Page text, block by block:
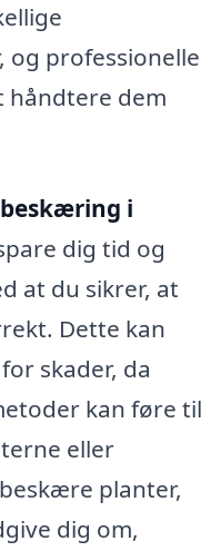
professionelle
håndtere dem
beskæring i
dig tid og
at du sikrer, at
Dette kan
skader, da
kan føre til
eller
planter,
dig om,